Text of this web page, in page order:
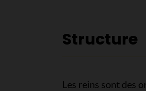
Structure
Les reins sont des